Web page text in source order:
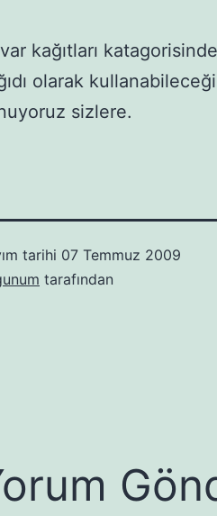
kağıtları
olarak
sizlere.
tarihi 07 Temmuz 2009
tarafından